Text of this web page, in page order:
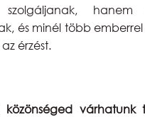
szolgáljanak,
és minél több emberrel
érzést.
közönséged várhatunk